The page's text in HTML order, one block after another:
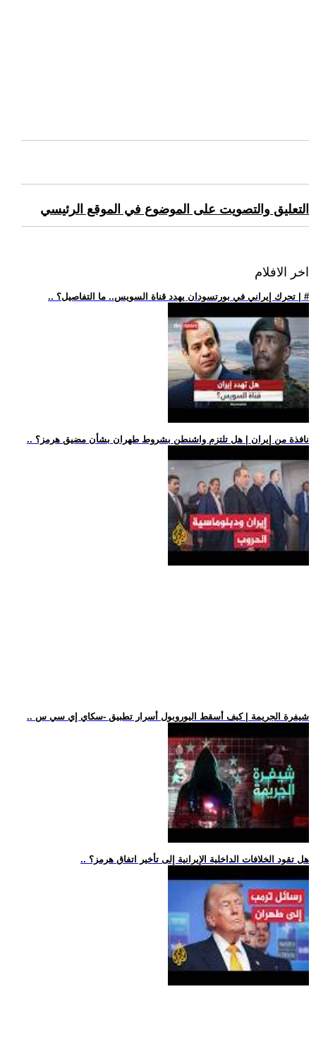
التعليق والتصويت على الموضوع في الموقع الرئيسي
اخر الافلام
.. تحرك إيراني في بورتسودان يهدد قناة السويس.. ما التفاصيل؟ | #
.. نافذة من إيران | هل تلتزم واشنطن بشروط طهران بشأن مضيق هرمز؟
.. شيفرة الجريمة | كيف أسقط اليوروبول أسرار تطبيق -سكاي إي سي س
.. هل تقود الخلافات الداخلية الإيرانية إلى تأخير اتفاق هرمز؟